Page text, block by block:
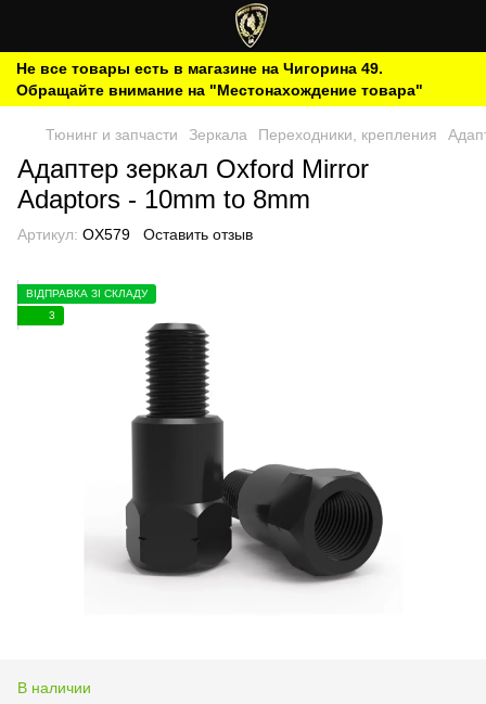
Не все товары есть в магазине на Чигорина 49.
Обращайте внимание на "Местонахождение товара"
Тюнинг и запчасти Зеркала Переходники, крепления
Адаптер зеркал Oxford Mirror
Adaptors - 10mm to 8mm
Артикул: OX579 Оставить отзыв
ВІДПРАВКА ЗІ СКЛАДУ
3
В наличии